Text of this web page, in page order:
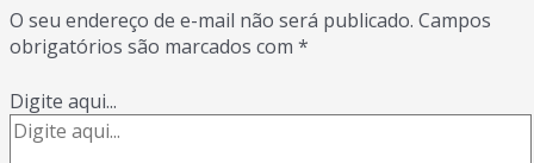
O seu endereço de e-mail não será publicado. Campos
obrigatórios são marcados com *
Digite aqui...